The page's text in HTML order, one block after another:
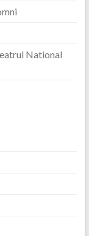
National